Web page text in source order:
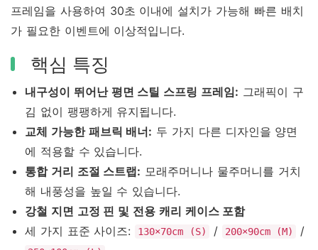
프레임을 사용하여 30초 이내에 설치가 가능해 빠른 배치
가 필요한 이벤트에 이상적입니다.
핵심 특징
내구성이 뛰어난 평면 스틸 스프링 프레임: 그래픽이 구
김 없이 팽팽하게 유지됩니다.
교체 가능한 패브릭 배너: 두 가지 다른 디자인을 양면
에 적용할 수 있습니다.
통합 거리 조절 스트랩: 모래주머니나 물주머니를 거치
해 내풍성을 높일 수 있습니다.
강철 지면 고정 핀 및 전용 캐리 케이스 포함
세 가지 표준 사이즈:
130×70cm (S) / 200×90cm (M) /